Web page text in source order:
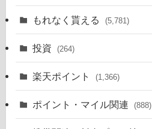
もれなく貰える (5,781)
投資 (264)
楽天ポイント (1,366)
ポイント・マイル関連 (888)